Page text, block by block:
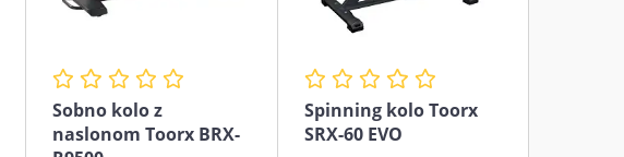
Sobno kolo z
naslonom Toorx BRX-
Spinning kolo Toorx
SRX-60 EVO